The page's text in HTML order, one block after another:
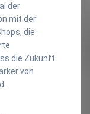
der
mit der
die
die Zukunft
von